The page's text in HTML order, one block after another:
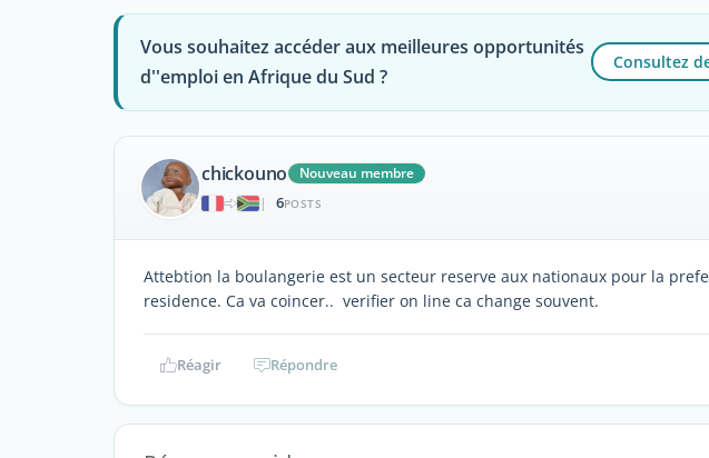
Vous souhaitez accéder aux meilleures opportunités
d''emploi en Afrique du Sud ?
Consultez
chickouno
Nouveau membre
|
6POSTS
Attebtion la boulangerie est un secteur reserve aux nationaux pour la
residence. Ca va coincer.. verifier on line ca change souvent.
Réagir Répondre